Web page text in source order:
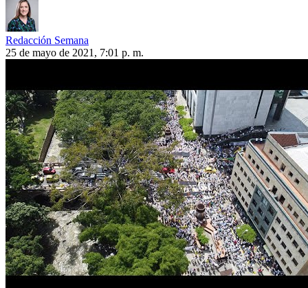
Redacción Semana
25 de mayo de 2021, 7:01 p. m.